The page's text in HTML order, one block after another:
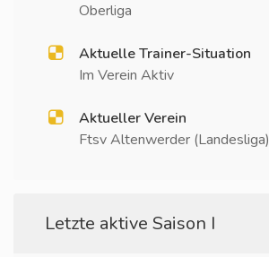
Oberliga
Aktuelle Trainer-Situation
Im Verein Aktiv
Aktueller Verein
Ftsv Altenwerder (Landesliga)
Letzte aktive Saison I